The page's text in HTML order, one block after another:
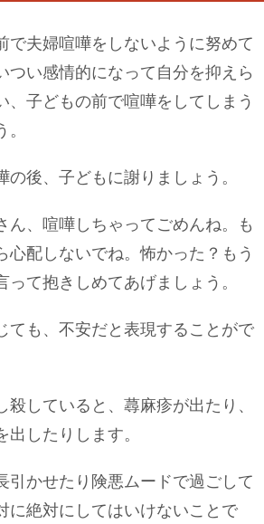
で夫婦喧嘩をしないように努めて
つい感情的になって自分を抑えら
、子どもの前で喧嘩をしてしまう
の後、子どもに謝りましょう。
ん、喧嘩しちゃってごめんね。も
心配しないでね。怖かった？もう
って抱きしめてあげましょう。
ても、不安だと表現することがで
殺していると、蕁麻疹が出たり、
したりします。
引かせたり険悪ムードで過ごして
に絶対にしてはいけないことで